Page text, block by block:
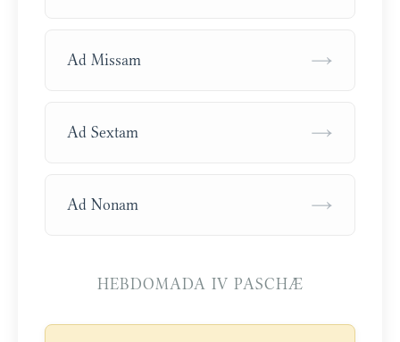
Ad Missam →
Ad Sextam →
Ad Nonam →
HEBDOMADA IV PASCHÆ